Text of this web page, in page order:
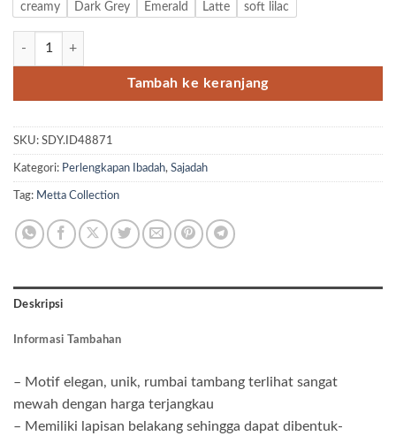
creamy Dark Grey Emerald Latte soft lilac
Kuantitas Sajadah Genova Premium Motif Lavanta Turkey
Tambah ke keranjang
SKU: SDY.ID48871
Kategori: Perlengkapan Ibadah, Sajadah
Tag: Metta Collection
Deskripsi
Informasi Tambahan
– Motif elegan, unik, rumbai tambang terlihat sangat
mewah dengan harga terjangkau
– Memiliki lapisan belakang sehingga dapat dibentuk-